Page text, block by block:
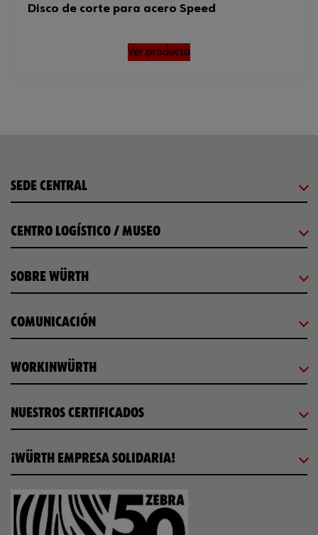
Disco de corte para acero Speed
Ver producto
SEDE CENTRAL
CENTRO LOGÍSTICO / MUSEO
SOBRE WÜRTH
COMUNICACIÓN
WORKINWÜRTH
NUESTROS CERTIFICADOS
¡WÜRTH EMPRESA SOLIDARIA!